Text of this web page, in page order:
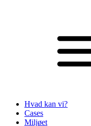
Hvad kan vi?
Cases
Miljøet